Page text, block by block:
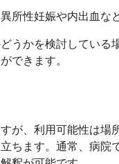
所性妊娠や内出血
うかを検討している
できます。
が、利用可能性は
ちます。通常、病